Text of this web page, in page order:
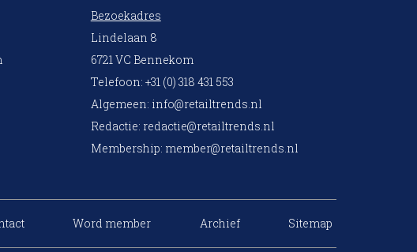
Bezoekadres
Lindelaan 8
6721 VC Bennekom
Telefoon: +31 (0) 318 431 553
Algemeen: info@retailtrends.nl
Redactie: redactie@retailtrends.nl
Membership: member@retailtrends.nl
Word member Archief Sitemap